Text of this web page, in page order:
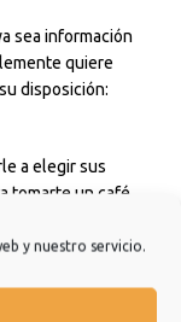
y nuestro servicio.
sea información
quiere
disposición:
a elegir sus
tomarte un café